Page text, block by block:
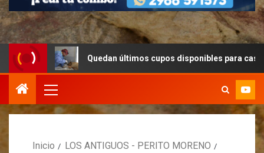
Quedan últimos cupos disponibles para castraciones
Inicio
LOS ANTIGUOS - PERITO MORENO